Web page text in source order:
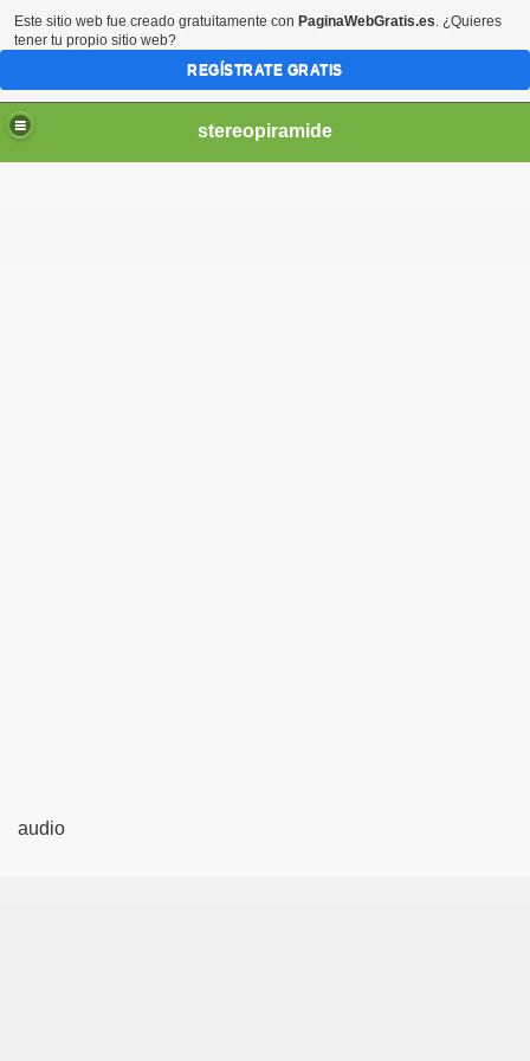
stereopiramide
audio
Este sitio web fue creado gratuitamente con PaginaWebGratis.es. ¿Quieres
tener tu propio sitio web?
REGÍSTRATE GRATIS